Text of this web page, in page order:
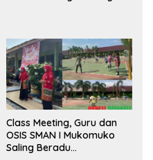
Class Meeting, Guru dan
OSIS SMAN I Mukomuko
Saling Beradu